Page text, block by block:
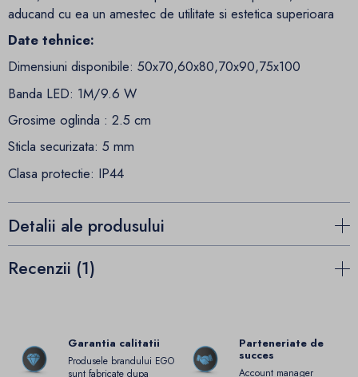
aducand cu ea un amestec de utilitate si estetica superioara
Date tehnice:
Dimensiuni disponibile: 50x70,60x80,70x90,75x100
Banda LED: 1M/9.6 W
Grosime oglinda : 2.5 cm
Sticla securizata: 5 mm
Clasa protectie: IP44
Detalii ale produsului
Recenzii (1)
Garantia calitatii
Produsele brandului EGO
Parteneriate de
succes
Account manager